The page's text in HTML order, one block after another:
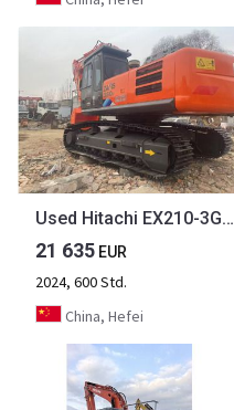
Used Hitachi EX210-3G Excavator for Sale [ Copy ]
21 635 EUR
2024, 600 Std.
China, Hefei